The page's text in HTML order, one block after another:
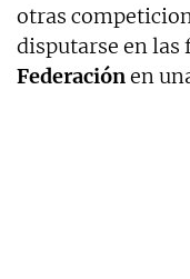
otras
disputarse en las
Federaciónen